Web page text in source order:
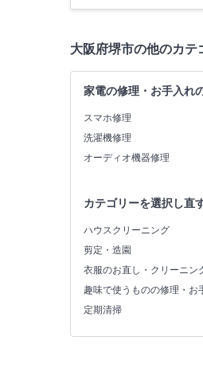
大阪府堺市の他のカテ
家電の修理・お手入れ
スマホ修理
洗濯機修理
オーディオ機器修理
カテゴリーを選択し直
ハウスクリーニング
剪定・造園
衣服のお直し・クリーニン
趣味で使うものの修理・お
定期清掃